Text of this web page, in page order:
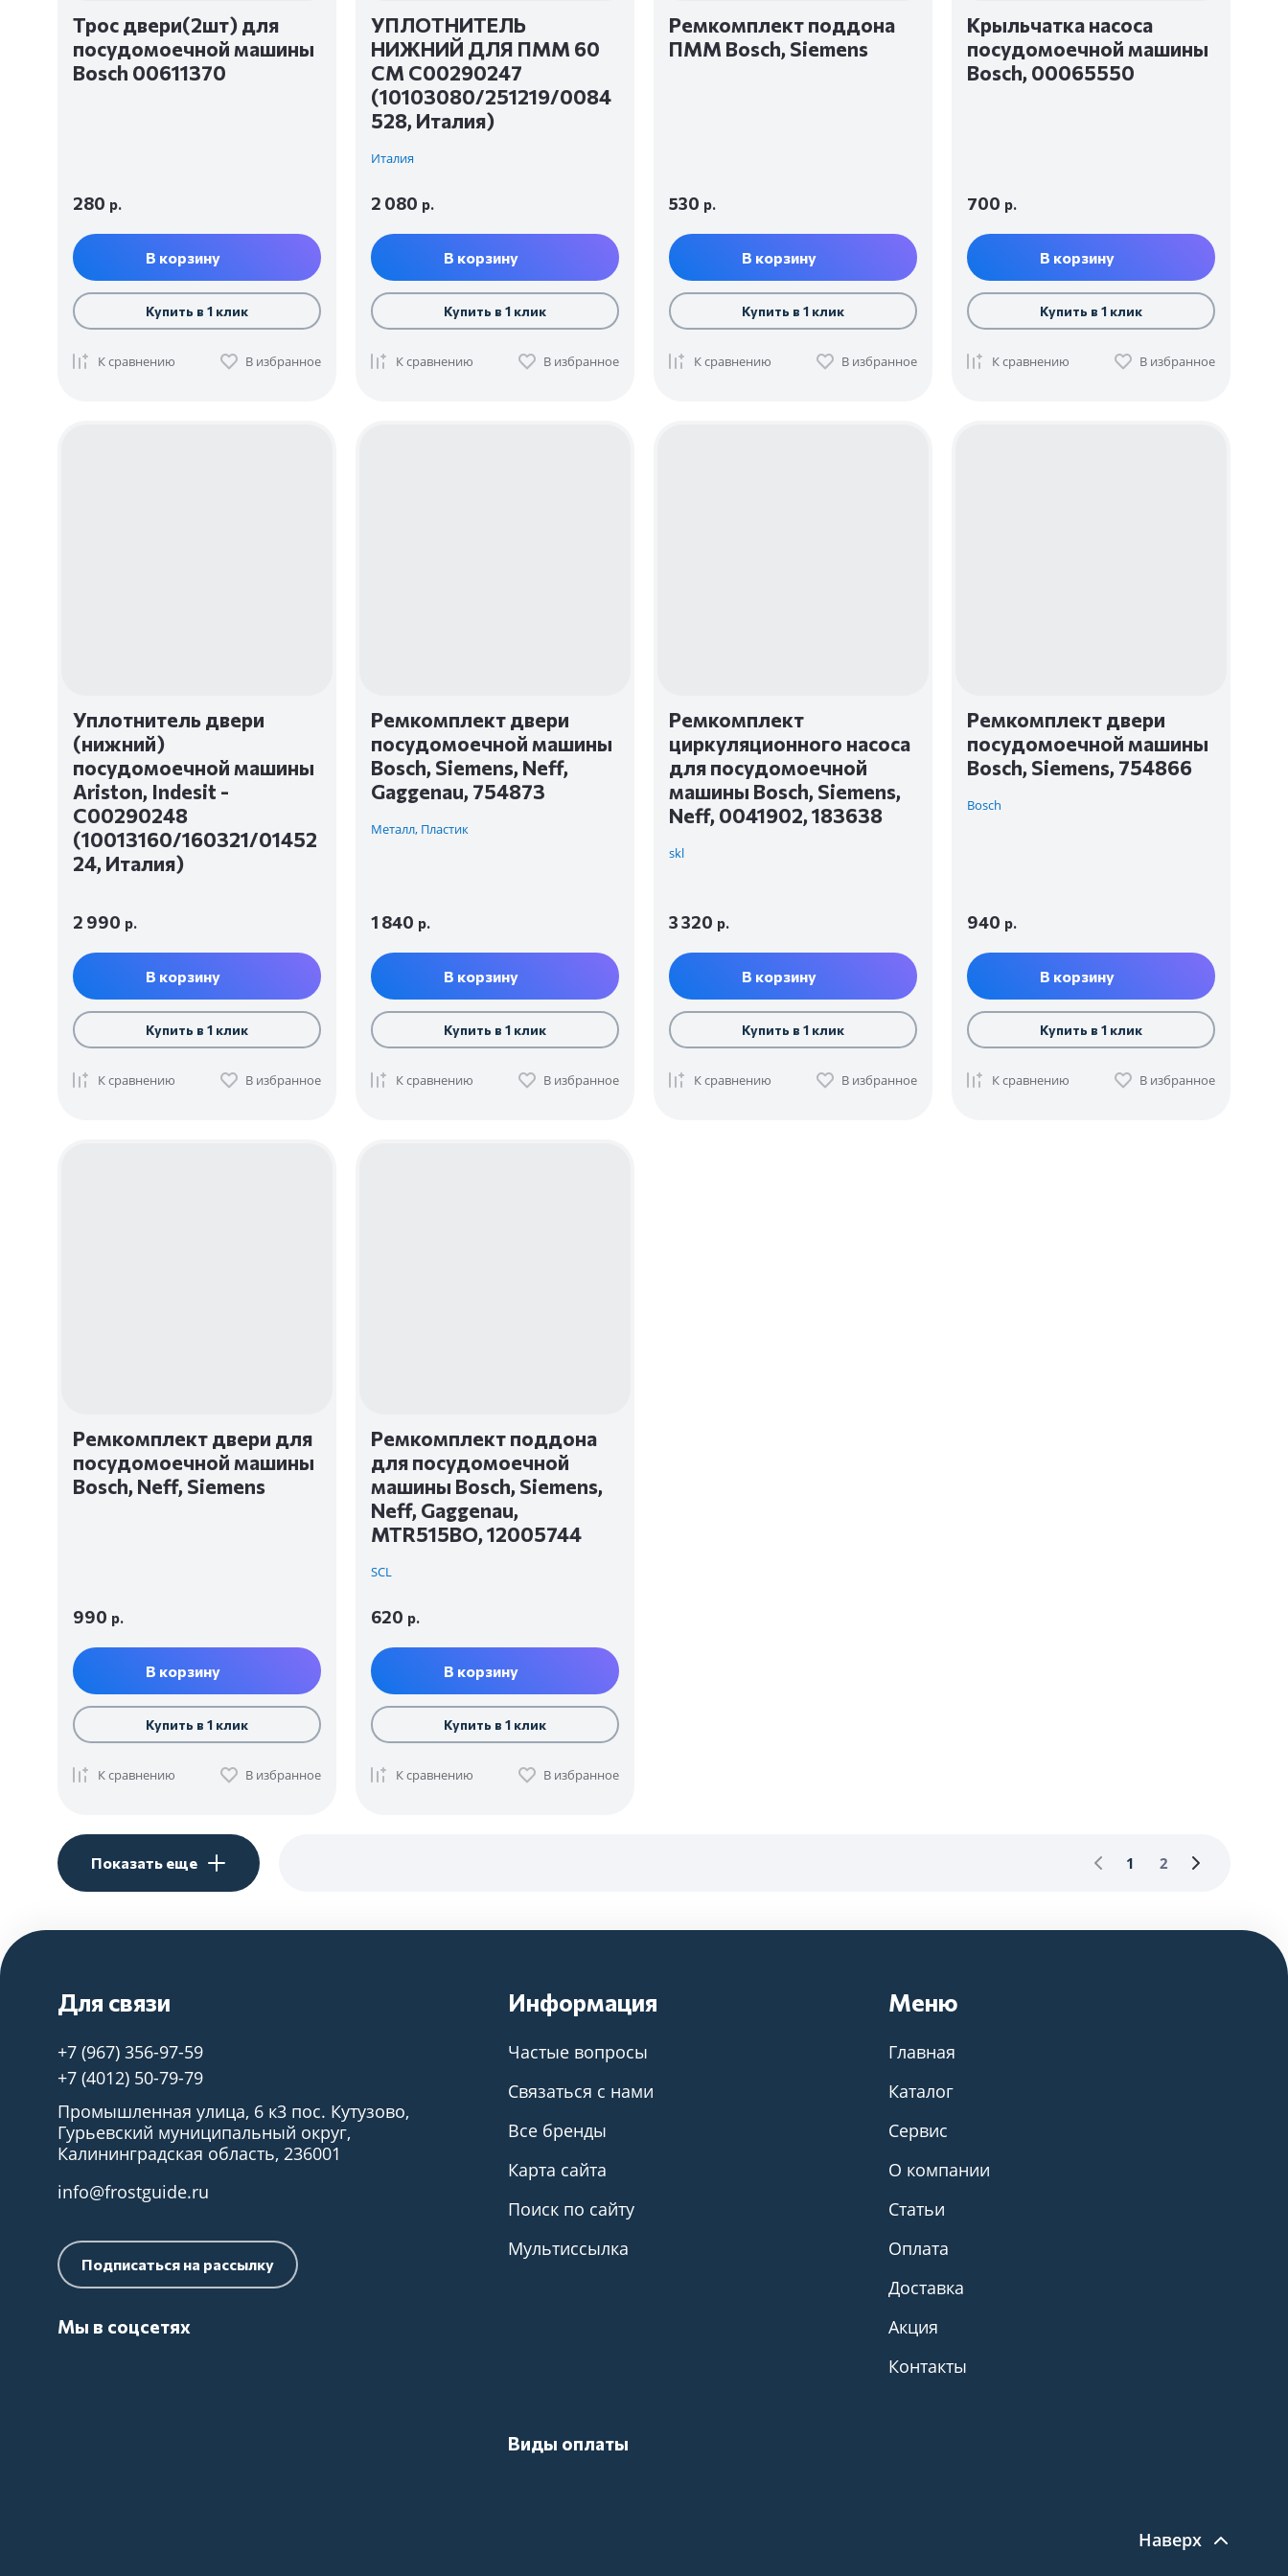
Трос двери(2шт) для
посудомоечной машины
Bosch 00611370
280 р.
В корзину
Купить в 1 клик
К сравнению В избранное
УПЛОТНИТЕЛЬ
НИЖНИЙ ДЛЯ ПММ 60
СМ С00290247
(10103080/251219/0084
528, Италия)
Италия
2 080 р.
В корзину
Купить в 1 клик
К сравнению В избранное
Ремкомплект поддона
ПММ Bosch, Siemens
530 р.
В корзину
Купить в 1 клик
К сравнению В избранное
Крыльчатка насоса
посудомоечной машины
Bosch, 00065550
700 р.
В корзину
Купить в 1 клик
К сравнению В избранное
Уплотнитель двери
(нижний)
посудомоечной машины
Ariston, Indesit -
C00290248
(10013160/160321/01452
24, Италия)
2 990 р.
В корзину
Купить в 1 клик
К сравнению В избранное
Ремкомплект двери
посудомоечной машины
Bosch, Siemens, Neff,
Gaggenau, 754873
Металл, Пластик
1 840 р.
В корзину
Купить в 1 клик
К сравнению В избранное
Ремкомплект
циркуляционного насоса
для посудомоечной
машины Bosch, Siemens,
Neff, 0041902, 183638
skl
3 320 р.
В корзину
Купить в 1 клик
К сравнению В избранное
Ремкомплект двери
посудомоечной машины
Bosch, Siemens, 754866
Bosch
940 р.
В корзину
Купить в 1 клик
К сравнению В избранное
Ремкомплект двери для
посудомоечной машины
Bosch, Neff, Siemens
990 р.
В корзину
Купить в 1 клик
К сравнению В избранное
Ремкомплект поддона
для посудомоечной
машины Bosch, Siemens,
Neff, Gaggenau,
MTR515BO, 12005744
SCL
620 р.
В корзину
Купить в 1 клик
К сравнению В избранное
Показать еще 1 2
Для связи
+7 (967) 356-97-59
+7 (4012) 50-79-79
Промышленная улица, 6 к3 пос. Кутузово,
Гурьевский муниципальный округ,
Калининградская область, 236001
info@frostguide.ru
Подписаться на рассылку
Мы в соцсетях
Информация
Частые вопросы
Связаться с нами
Все бренды
Карта сайта
Поиск по сайту
Мультиссылка
Меню
Главная
Каталог
Сервис
О компании
Статьи
Оплата
Доставка
Акция
Контакты
Виды оплаты
Наверх